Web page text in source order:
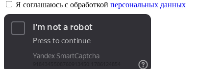
Я соглашаюсь с обработкой персональных данных